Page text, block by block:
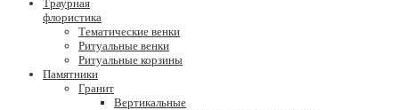
Траурная
флористика
Тематические венки
Ритуальные венки
Ритуальные корзины
Памятники
Гранит
Вертикальные